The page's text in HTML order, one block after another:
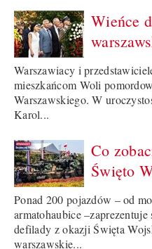
Wieńce
Warszawiacy i
mieszkańcom Woli
Warszawskiego. W
Karol...
Co
Święto
Ponad 200 pojazdów – od
armatohaubice
defilady z okazji Święta
warszawskie...